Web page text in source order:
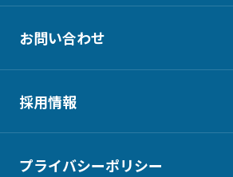
お問い合わせ
採用情報
プライバシーポリシー